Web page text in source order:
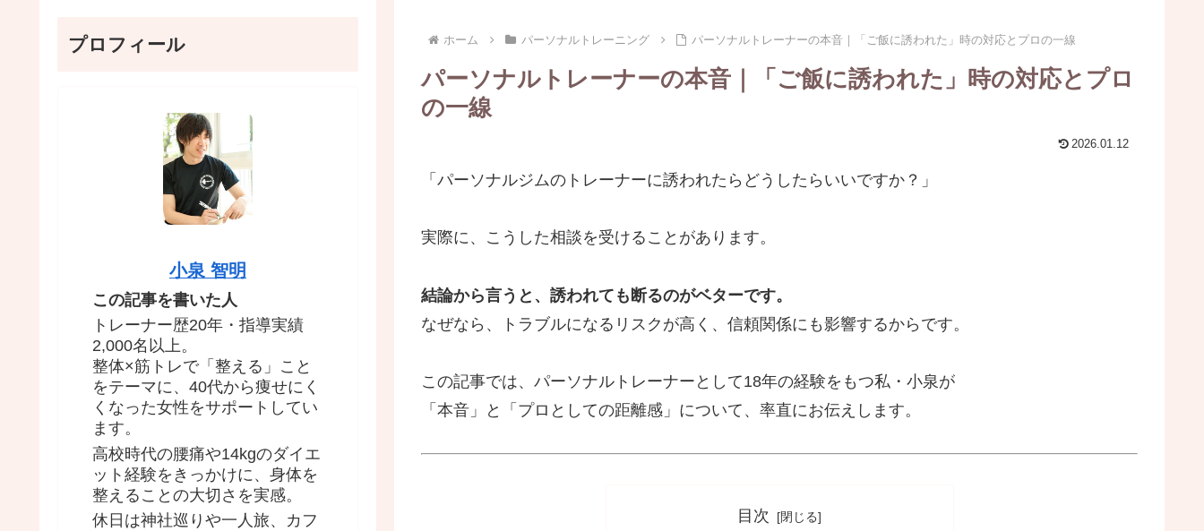
ホーム パーソナルトレーニング パーソナルトレーナーの本音｜「ご飯に誘われた」時の対応とプロの一線
パーソナルトレーナーの本音｜「ご飯に誘われた」時の対応とプロ
の一線
2026.01.12
「パーソナルジムのトレーナーに誘われたらどうしたらいいですか？」
実際に、こうした相談を受けることがあります。
結論から言うと、誘われても断るのがベターです。
なぜなら、トラブルになるリスクが高く、信頼関係にも影響するからです。
この記事では、パーソナルトレーナーとして18年の経験をもつ私・小泉が
「本音」と「プロとしての距離感」について、率直にお伝えします。
目次
プロフィール
小泉 智明
この記事を書いた人
トレーナー歴20年・指導実績
2,000名以上。
整体×筋トレで「整える」こと
をテーマに、40代から痩せにく
くなった女性をサポートしてい
ます。
高校時代の腰痛や14kgのダイエ
ット経験をきっかけに、身体を
整えることの大切さを実感。
休日は神社巡りや一人旅、カフ